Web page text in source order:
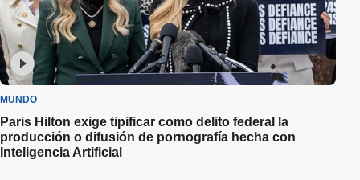
MUNDO
Paris Hilton exige tipificar como delito federal la
producción o difusión de pornografía hecha con
Inteligencia Artificial